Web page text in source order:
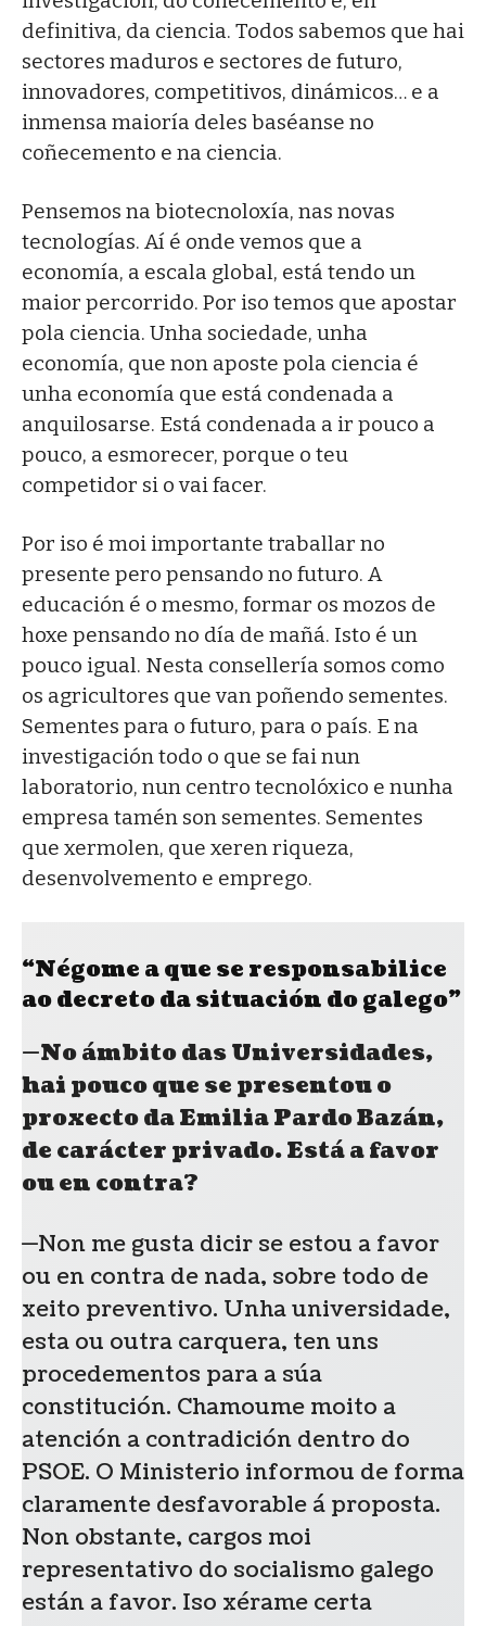
definitiva, da ciencia. Todos sabemos que hai
sectores maduros e sectores de futuro,
innovadores, competitivos, dinámicos… e a
inmensa maioría deles baséanse no
coñecemento e na ciencia.
Pensemos na biotecnoloxía, nas novas
tecnologías. Aí é onde vemos que a
economía, a escala global, está tendo un
maior percorrido. Por iso temos que apostar
pola ciencia. Unha sociedade, unha
economía, que non aposte pola ciencia é
unha economía que está condenada a
anquilosarse. Está condenada a ir pouco a
pouco, a esmorecer, porque o teu
competidor si o vai facer.
Por iso é moi importante traballar no
presente pero pensando no futuro. A
educación é o mesmo, formar os mozos de
hoxe pensando no día de mañá. Isto é un
pouco igual. Nesta consellería somos como
os agricultores que van poñendo sementes.
Sementes para o futuro, para o país. E na
investigación todo o que se fai nun
laboratorio, nun centro tecnolóxico e nunha
empresa tamén son sementes. Sementes
que xermolen, que xeren riqueza,
desenvolvemento e emprego.
“Négome a que se responsabilice
ao decreto da situación do galego”
—No ámbito das Universidades,
hai pouco que se presentou o
proxecto da Emilia Pardo Bazán,
de carácter privado. Está a favor
ou en contra?
—Non me gusta dicir se estou a favor
ou en contra de nada, sobre todo de
xeito preventivo. Unha universidade,
esta ou outra carquera, ten uns
procedementos para a súa
constitución. Chamoume moito a
atención a contradición dentro do
PSOE. O Ministerio informou de forma
claramente desfavorable á proposta.
Non obstante, cargos moi
representativo do socialismo galego
están a favor. Iso xérame certa